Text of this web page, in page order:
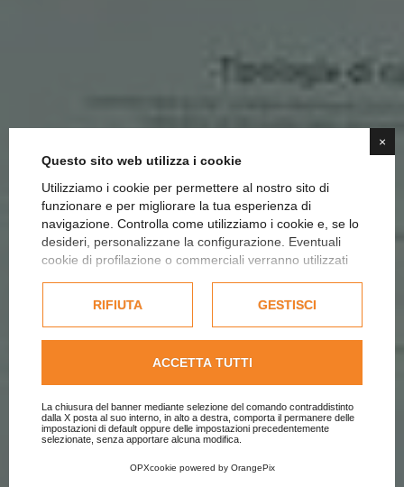
×
Questo sito web utilizza i cookie
Utilizziamo i cookie per permettere al nostro sito di
funzionare e per migliorare la tua esperienza di
navigazione. Controlla come utilizziamo i cookie e, se lo
desideri, personalizzane la configurazione. Eventuali
cookie di profilazione o commerciali verranno utilizzati
per personalizzare gli annunci pubblicitari. Per ulteriori
informazioni su come Google utilizza i dati raccolti,
RIFIUTA GESTISCI
ACCETTA TUTTI
La chiusura del banner mediante selezione del comando contraddistinto
dalla X posta al suo interno, in alto a destra, comporta il permanere delle
impostazioni di default oppure delle impostazioni precedentemente
selezionate, senza apportare alcuna modifica.
OPXcookie powered by OrangePix
SEARCH ENGINE
OPTIMIZATION
HOME | DIGITAL MARKETING
|